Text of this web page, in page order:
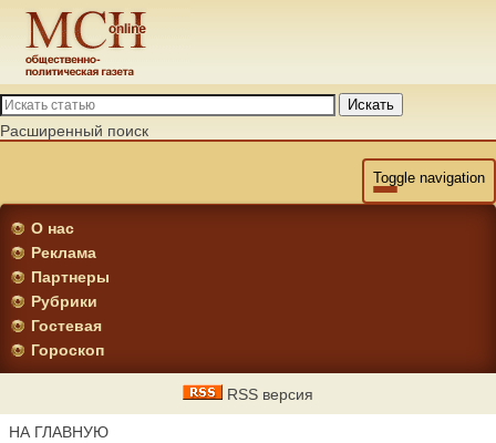
Искать
Расширенный поиск
Toggle navigation
О нас
Реклама
Партнеры
Рубрики
Гостевая
Гороскоп
RSS версия
НА ГЛАВНУЮ